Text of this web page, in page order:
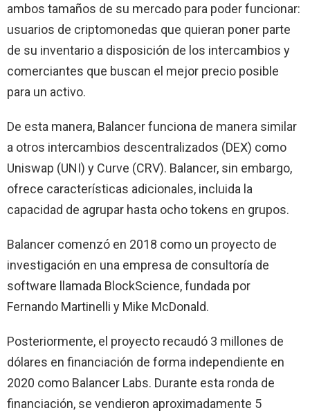
ambos tamaños de su mercado para poder funcionar:
usuarios de criptomonedas que quieran poner parte
de su inventario a disposición de los intercambios y
comerciantes que buscan el mejor precio posible
para un activo.
De esta manera, Balancer funciona de manera similar
a otros intercambios descentralizados (DEX) como
Uniswap (UNI) y Curve (CRV). Balancer, sin embargo,
ofrece características adicionales, incluida la
capacidad de agrupar hasta ocho tokens en grupos.
Balancer comenzó en 2018 como un proyecto de
investigación en una empresa de consultoría de
software llamada BlockScience, fundada por
Fernando Martinelli y Mike McDonald.
Posteriormente, el proyecto recaudó 3 millones de
dólares en financiación de forma independiente en
2020 como Balancer Labs. Durante esta ronda de
financiación, se vendieron aproximadamente 5